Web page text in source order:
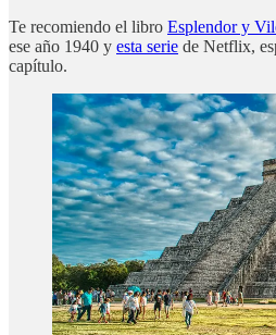
Te recomiendo el libro Esplendor y
ese año 1940 y esta serie de Netflix,
capítulo.